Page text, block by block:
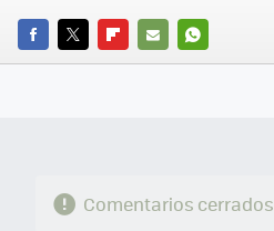
FACEBOOK
TWITTERFLIPBOARD
E-
WHATSAPP
Comentarios cerrados